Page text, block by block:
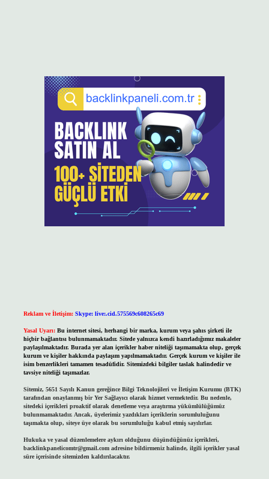
Reklam ve İletişim: Skype: live:.cid.575569c608265c69
Yasal Uyarı: Bu internet sitesi, herhangi bir marka, kurum veya şahıs şirketi ile
hiçbir bağlantısı bulunmamaktadır. Sitede yalnızca kendi hazırladığımız makaleler
paylaşılmaktadır. Burada yer alan içerikler haber niteliği taşımamakta olup, gerçek
kurum ve kişiler hakkında paylaşım yapılmamaktadır. Gerçek kurum ve kişiler ile
isim benzerlikleri tamamen tesadüfidir. Sitemizdeki bilgiler taslak halindedir ve
tavsiye niteliği taşımazlar.
Sitemiz, 5651 Sayılı Kanun gereğince Bilgi Teknolojileri ve İletişim Kurumu (BTK)
tarafından onaylanmış bir Yer Sağlayıcı olarak hizmet vermektedir. Bu nedenle,
sitedeki içerikleri proaktif olarak denetleme veya araştırma yükümlülüğümüz
bulunmamaktadır. Ancak, üyelerimiz yazdıkları içeriklerin sorumluluğunu
taşımakta olup, siteye üye olarak bu sorumluluğu kabul etmiş sayılırlar.
Hukuka ve yasal düzenlemelere aykırı olduğunu düşündüğünüz içerikleri,
backlinkpanelicomtr@gmail.comadresine bildirmeniz halinde, ilgili içerikler yasal
süre içerisinde sitemizden kaldırılacaktır.